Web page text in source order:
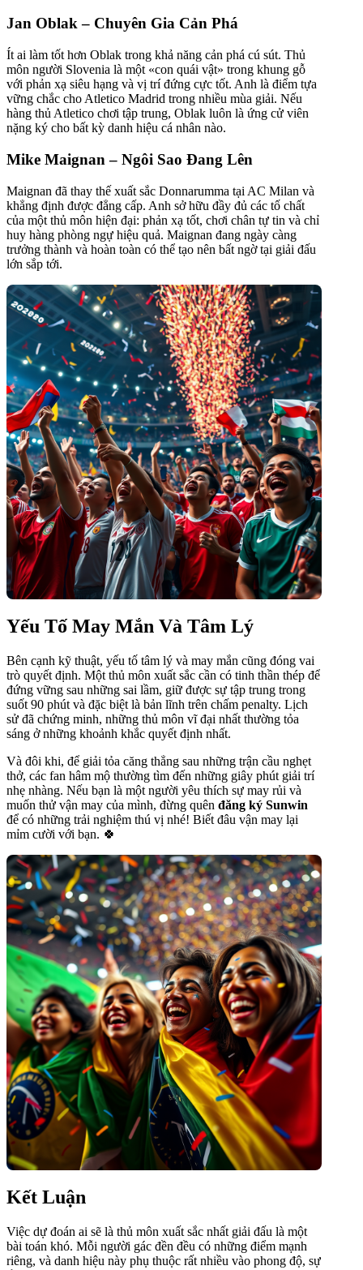
Jan Oblak – Chuyên Gia Cản Phá
Ít ai làm tốt hơn Oblak trong khả năng cản phá cú sút. Thủ
môn người Slovenia là một «con quái vật» trong khung gỗ
với phản xạ siêu hạng và vị trí đứng cực tốt. Anh là điểm tựa
vững chắc cho Atletico Madrid trong nhiều mùa giải. Nếu
hàng thủ Atletico chơi tập trung, Oblak luôn là ứng cử viên
nặng ký cho bất kỳ danh hiệu cá nhân nào.
Mike Maignan – Ngôi Sao Đang Lên
Maignan đã thay thế xuất sắc Donnarumma tại AC Milan và
khẳng định được đẳng cấp. Anh sở hữu đầy đủ các tố chất
của một thủ môn hiện đại: phản xạ tốt, chơi chân tự tin và chỉ
huy hàng phòng ngự hiệu quả. Maignan đang ngày càng
trưởng thành và hoàn toàn có thể tạo nên bất ngờ tại giải đấu
lớn sắp tới.
Yếu Tố May Mắn Và Tâm Lý
Bên cạnh kỹ thuật, yếu tố tâm lý và may mắn cũng đóng vai
trò quyết định. Một thủ môn xuất sắc cần có tinh thần thép để
đứng vững sau những sai lầm, giữ được sự tập trung trong
suốt 90 phút và đặc biệt là bản lĩnh trên chấm penalty. Lịch
sử đã chứng minh, những thủ môn vĩ đại nhất thường tỏa
sáng ở những khoảnh khắc quyết định nhất.
Và đôi khi, để giải tỏa căng thẳng sau những trận cầu nghẹt
thở, các fan hâm mộ thường tìm đến những giây phút giải trí
nhẹ nhàng. Nếu bạn là một người yêu thích sự may rủi và
muốn thử vận may của mình, đừng quên đăng ký Sunwin
để có những trải nghiệm thú vị nhé! Biết đâu vận may lại
mỉm cười với bạn. 🍀
Kết Luận
Việc dự đoán ai sẽ là thủ môn xuất sắc nhất giải đấu là một
bài toán khó. Mỗi người gác đền đều có những điểm mạnh
riêng, và danh hiệu này phụ thuộc rất nhiều vào phong độ, sự